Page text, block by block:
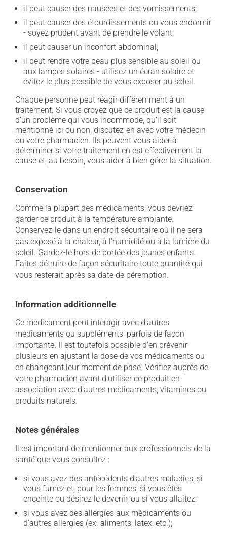
il peut causer des nausées et des vomissements;
il peut causer des étourdissements ou vous endormir
- soyez prudent avant de prendre le volant;
il peut causer un inconfort abdominal;
il peut rendre votre peau plus sensible au soleil ou
aux lampes solaires - utilisez un écran solaire et
évitez le plus possible de vous exposer au soleil.
Chaque personne peut réagir différemment à un
traitement. Si vous croyez que ce produit est la cause
d'un problème qui vous incommode, qu'il soit
mentionné ici ou non, discutez-en avec votre médecin
ou votre pharmacien. Ils peuvent vous aider à
déterminer si votre traitement en est effectivement la
cause et, au besoin, vous aider à bien gérer la situation.
Conservation
Comme la plupart des médicaments, vous devriez
garder ce produit à la température ambiante.
Conservez-le dans un endroit sécuritaire où il ne sera
pas exposé à la chaleur, à l'humidité ou à la lumière du
soleil. Gardez-le hors de portée des jeunes enfants.
Faites détruire de façon sécuritaire toute quantité qui
vous resterait après sa date de péremption.
Information additionnelle
Ce médicament peut interagir avec d'autres
médicaments ou suppléments, parfois de façon
importante. Il est toutefois possible d'en prévenir
plusieurs en ajustant la dose de vos médicaments ou
en changeant leur moment de prise. Vérifiez auprès de
votre pharmacien avant d'utiliser ce produit en
association avec d'autres médicaments, vitamines ou
produits naturels.
Notes générales
Il est important de mentionner aux professionnels de la
santé que vous consultez :
si vous avez des antécédents d'autres maladies, si
vous fumez et, pour les femmes, si vous êtes
enceinte ou désirez le devenir, ou si vous allaitez;
si vous avez des allergies aux médicaments ou
d'autres allergies (ex. aliments, latex, etc.);